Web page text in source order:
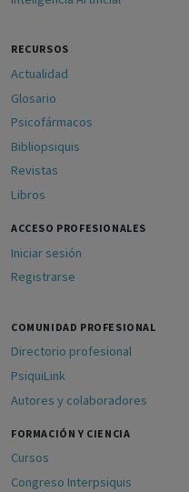
RECURSOS
Actualidad
Glosario
Psicofármacos
Bibliopsiquis
Revistas
Libros
ACCESO PROFESIONALES
Iniciar sesión
Registrarse
COMUNIDAD PROFESIONAL
Directorio profesional
PsiquiLink
Autores y colaboradores
FORMACIÓN Y CIENCIA
Cursos
Congreso Interpsiquis